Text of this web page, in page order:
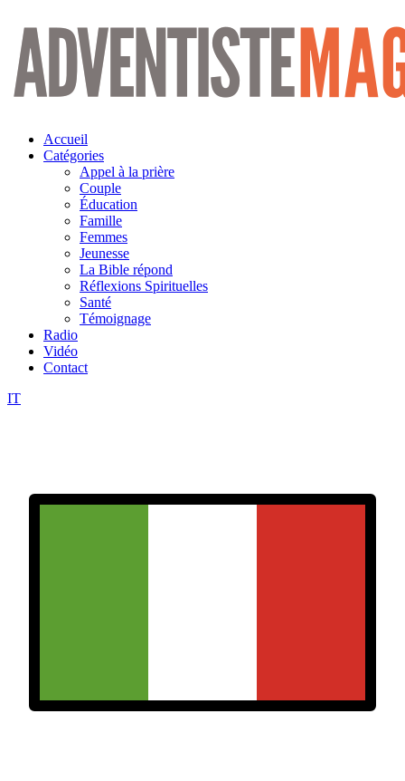
Aller
contenu
Accueil
Catégories
Appel à la prière
Couple
Éducation
Famille
Femmes
Jeunesse
La Bible répond
Réflexions Spirituelles
Santé
Témoignage
Radio
Vidéo
Contact
IT